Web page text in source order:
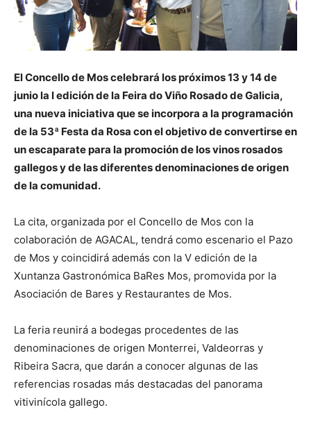
El Concello de Mos celebrará los próximos 13 y 14 de
junio la I edición de la Feira do Viño Rosado de Galicia,
una nueva iniciativa que se incorpora a la programación
de la 53ª Festa da Rosa con el objetivo de convertirse en
un escaparate para la promoción de los vinos rosados
gallegos y de las diferentes denominaciones de origen
de la comunidad.
La cita, organizada por el Concello de Mos con la
colaboración de AGACAL, tendrá como escenario el Pazo
de Mos y coincidirá además con la V edición de la
Xuntanza Gastronómica BaRes Mos, promovida por la
Asociación de Bares y Restaurantes de Mos.
La feria reunirá a bodegas procedentes de las
denominaciones de origen Monterrei, Valdeorras y
Ribeira Sacra, que darán a conocer algunas de las
referencias rosadas más destacadas del panorama
vitivinícola gallego.